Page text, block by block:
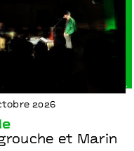
2026
et Marin